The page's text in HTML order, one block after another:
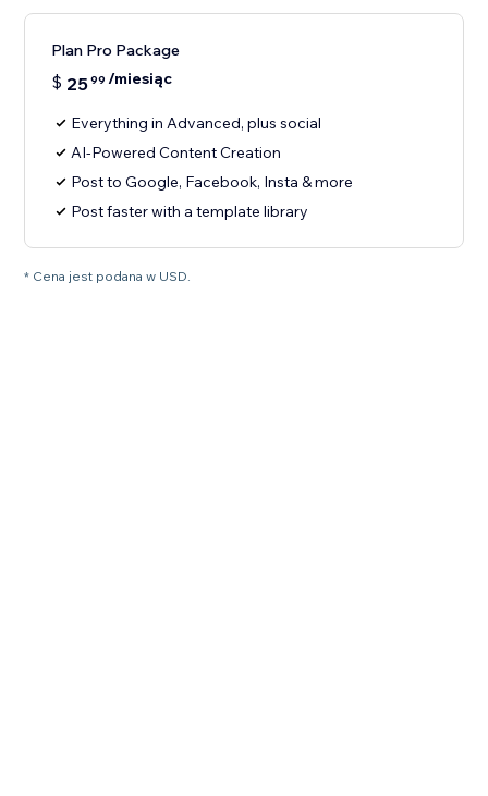
Plan Pro Package
$ 2599 /miesiąc
Everything in Advanced, plus social
AI-Powered Content Creation
Post to Google, Facebook, Insta & more
Post faster with a template library
* Cena jest podana w USD.